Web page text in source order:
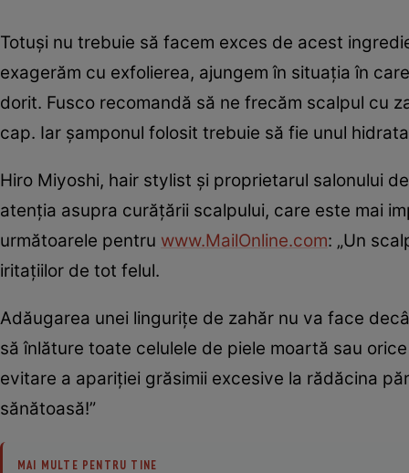
Totuși nu trebuie să facem exces de acest
exagerăm cu exfolierea, ajungem în situația în
dorit. Fusco recomandă să ne frecăm scalpul cu
cap. Iar șamponul folosit trebuie să fie unul
Hiro Miyoshi, hair stylist și proprietarul salonului
atenția asupra curățării scalpului, care este mai
următoarele pentru www.MailOnline.com: „Un
iritațiilor de tot felul.
Adăugarea unei lingurițe de zahăr nu va face
să înlăture toate celulele de piele moartă sau
evitare a apariției grăsimii excesive la rădăcina
sănătoasă!”
MAI MULTE PENTRU TINE